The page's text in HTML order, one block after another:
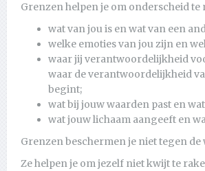
Grenzen helpen je om onderscheid te
wat van jou is en wat van een
welke emoties van jou zijn en
waar jij verantwoordelijkheid
waar de verantwoordelijkheid
begint;
wat bij jouw waarden past en
wat jouw lichaam aangeeft en
Grenzen beschermen je niet tegen de
Ze helpen je om jezelf niet kwijt te